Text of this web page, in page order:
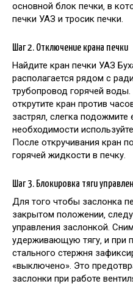
основной блок печки‚ в
печки УАЗ и тросик печки.
Шаг 2. Отключение крана печки
Найдите кран печки УАЗ
располагается рядом с
трубопровод горячей
открутите кран против
застрял‚ слегка
необходимости
После откручивания кран
горячей жидкости в печку.
Шаг 3. Блокировка тяги
Для того чтобы заслонка
закрытом положении‚
управления заслонкой.
удерживающую тягу‚ и при
стального стержня
«выключено». Это
заслонки при работе